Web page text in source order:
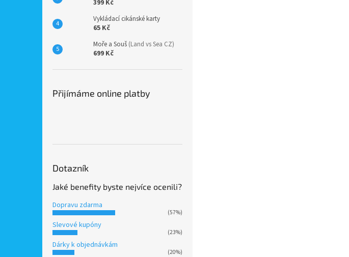
399 Kč
Vykládací cikánské karty
65 Kč
Moře a Souš (Land vs Sea CZ)
699 Kč
Přijímáme online platby
Dotazník
Jaké benefity byste nejvíce ocenili?
Dopravu zdarma
(57%)
Slevové kupóny
(23%)
Dárky k objednávkám
(20%)